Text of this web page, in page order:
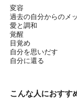
変容
過去の自分からのメ
愛と調和
覚醒
目覚め
自分を思いだす
自分に還る
こんな人におすす